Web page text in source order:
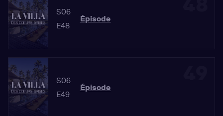
S06
E48
Épisode
S06
E49
Épisode